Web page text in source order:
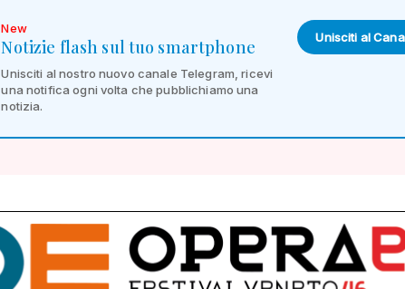
New
Notizie flash sul tuo smartphone
Unisciti al nostro nuovo canale Telegram, ricevi
una notifica ogni volta che pubblichiamo una
notizia.
Unisciti al